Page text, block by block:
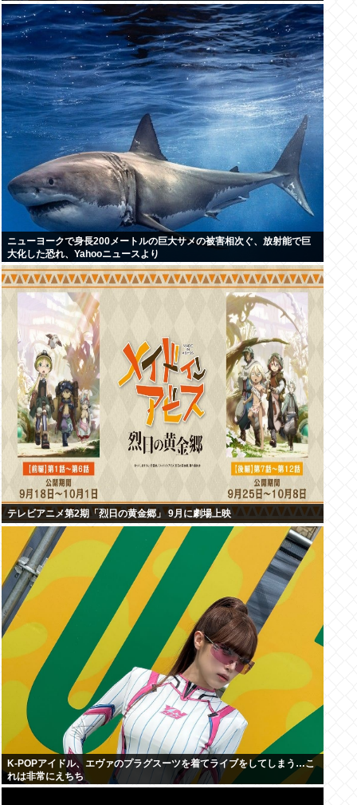
ニューヨークで身長200メートルの巨大サメの被害相次ぐ、放射能で巨
大化した恐れ、Yahooニュースより
テレビアニメ第2期「烈日の黄金郷」 9月に劇場上映
K-POPアイドル、エヴァのプラグスーツを着てライブをしてしまう…こ
れは非常にえちち